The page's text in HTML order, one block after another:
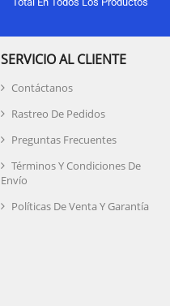
SERVICIO AL CLIENTE
Contáctanos
Rastreo De Pedidos
Preguntas Frecuentes
Términos Y Condiciones De
Envío
Políticas De Venta Y Garantía